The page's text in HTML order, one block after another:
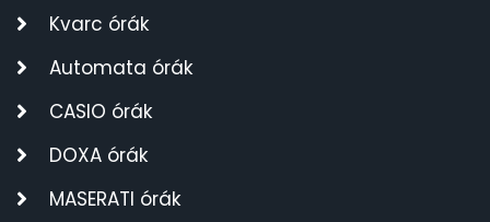
Kvarc órák
Automata órák
CASIO órák
DOXA órák
MASERATI órák